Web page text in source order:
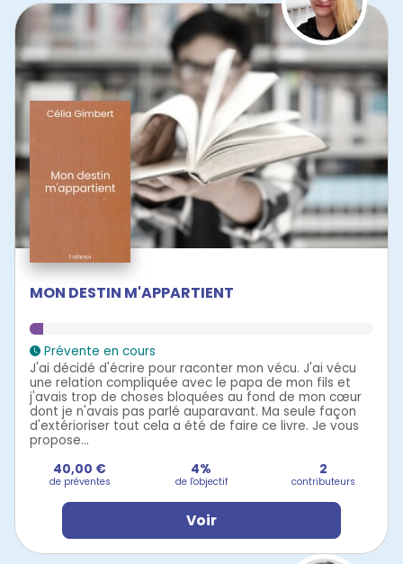
MON DESTIN M'APPARTIENT
Prévente en cours
J'ai décidé d'écrire pour raconter mon vécu. J'ai vécu
une relation compliquée avec le papa de mon fils et
j'avais trop de choses bloquées au fond de mon cœur
dont je n'avais pas parlé auparavant. Ma seule façon
d'extérioriser tout cela a été de faire ce livre. Je vous
propose...
40,00 €
de préventes
4%
de l'objectif
2
contributeurs
Voir